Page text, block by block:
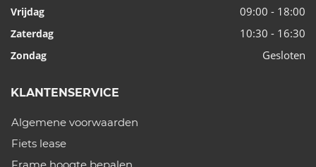
Vrijdag 09:00 - 18:00
Zaterdag 10:30 - 16:30
Zondag Gesloten
KLANTENSERVICE
Algemene voorwaarden
Fiets lease
Frame hoogte bepalen